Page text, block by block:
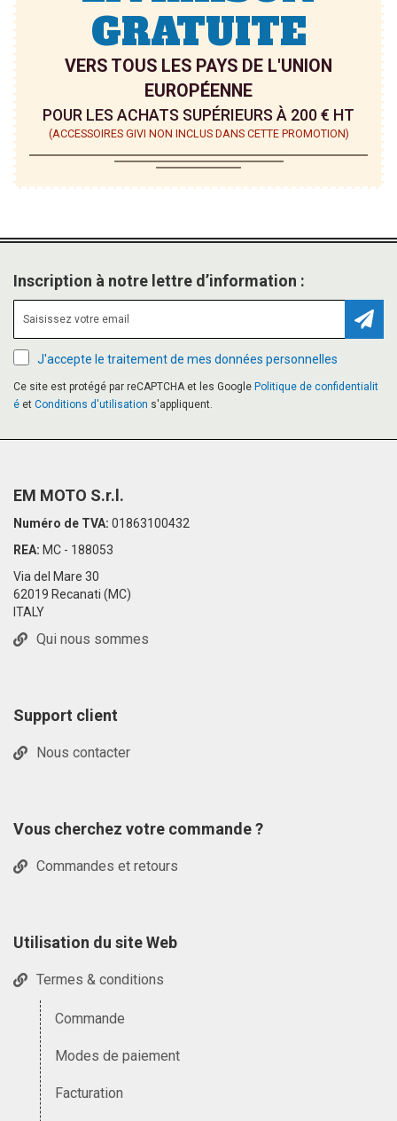
GRATUITE
VERS TOUS LES PAYS DE L'UNION
EUROPÉENNE
POUR LES ACHATS SUPÉRIEURS À 200 € HT
(ACCESSOIRES GIVI NON INCLUS DANS CETTE PROMOTION)
Inscription à notre lettre d’information :
J'accepte le traitement de mes données personnelles
Ce site est protégé par reCAPTCHA et les Google Politique de confidentialit
é et Conditions d'utilisation s'appliquent.
EM MOTO S.r.l.
Numéro de TVA: 01863100432
REA: MC - 188053
Via del Mare 30
62019 Recanati (MC)
ITALY
Qui nous sommes
Support client
Nous contacter
Vous cherchez votre commande ?
Commandes et retours
Utilisation du site Web
Termes & conditions
Commande
Modes de paiement
Facturation